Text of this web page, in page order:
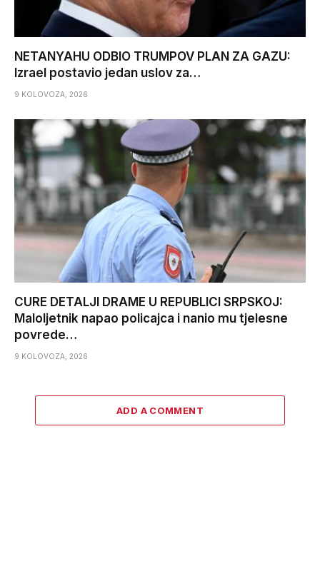
NETANYAHU ODBIO TRUMPOV PLAN ZA GAZU:
Izrael postavio jedan uslov za…
9 KOLOVOZA, 2026
CURE DETALJI DRAME U REPUBLICI SRPSKOJ:
Maloljetnik napao policajca i nanio mu tjelesne
povrede…
9 KOLOVOZA, 2026
ADD A COMMENT